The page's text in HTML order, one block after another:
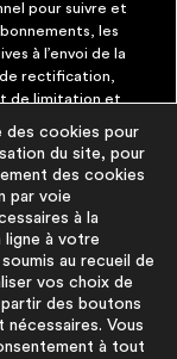
pour suivre et
les
à l’envoi de la
rectification,
de limitation et
sur le lien de
pouvez
données,
légales
des cookies pour
du site, pour
des cookies
par voie
à la
ligne à votre
au recueil de
vos choix de
des boutons
Vous
à tout